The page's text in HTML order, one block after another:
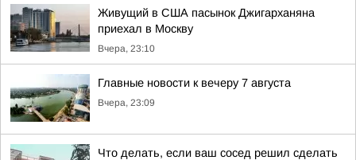
Живущий в США пасынок Джигарханяна
приехал в Москву
Вчера, 23:10
Главные новости к вечеру 7 августа
Вчера, 23:09
Что делать, если ваш сосед решил сделать